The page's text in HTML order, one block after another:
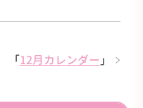
「12月カレンダー 」